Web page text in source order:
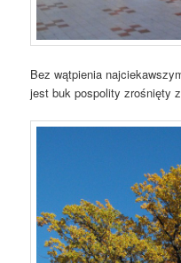
Bez wątpienia
jest buk pospolity zrośnięty